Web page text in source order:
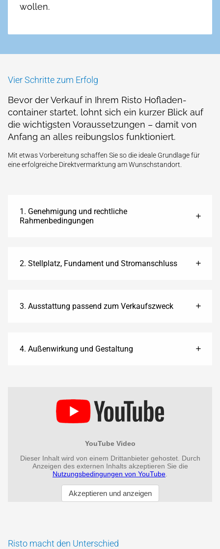
wollen.
Vier Schritte zum Erfolg
Bevor der Verkauf in Ihrem Risto Hofladen­
container startet, lohnt sich ein kurzer Blick auf
die wichtigsten Voraus­setzungen – damit von
Anfang an alles reibungs­los funktioniert.
Mit etwas Vorbereitung schaffen Sie so die ideale Grund­lage für
eine erfolgreiche Direkt­vermarktung am Wunsch­standort.
1. Genehmigung und rechtliche
Rahmenbedingungen
2. Stellplatz, Fundament und Stromanschluss
3. Ausstattung passend zum Verkaufszweck
4. Außenwirkung und Gestaltung
Risto macht den Unterschied